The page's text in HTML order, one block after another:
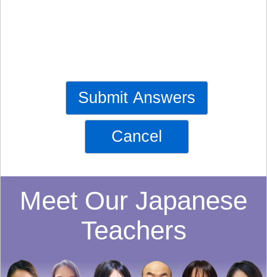
Submit Answers
Cancel
Meet Our Japanese
Teachers